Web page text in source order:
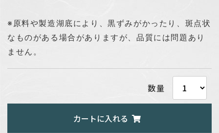
※原料や製造湖底により、黒ずみがかったり、斑点状
なものがある場合がありますが、品質には問題あり
ません。
数量
カートに入れる